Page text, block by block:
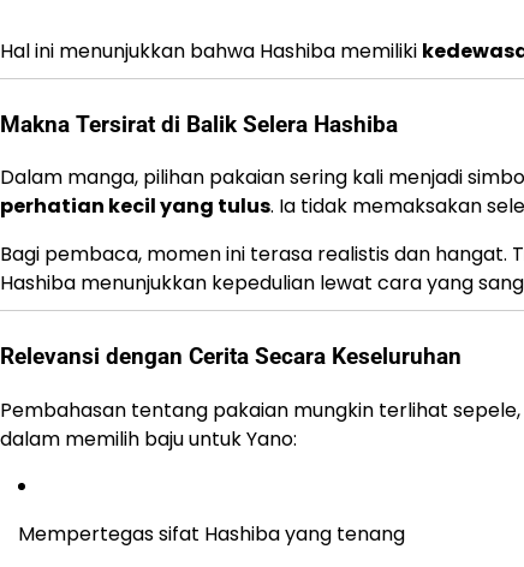
Hal ini menunjukkan bahwa Hashiba memiliki
Makna Tersirat di Balik Selera Hashiba
Dalam manga, pilihan pakaian sering kali menjadi
perhatian kecil yang tulus. Ia tidak memaksakan
Bagi pembaca, momen ini terasa realistis dan hangat.
Hashiba menunjukkan kepedulian lewat cara yang
Relevansi dengan Cerita Secara Keseluruhan
Pembahasan tentang pakaian mungkin terlihat
dalam memilih baju untuk Yano:
Mempertegas sifat Hashiba yang tenang